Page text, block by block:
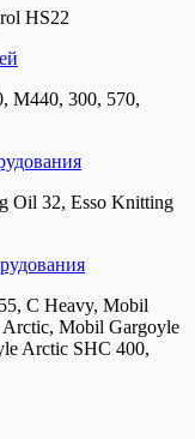
HS22
M440, 300, 570,
Oil 32, Esso Knitting
С Heavy, Mobil
Mobil Gargoyle
Arctic SHC 400,